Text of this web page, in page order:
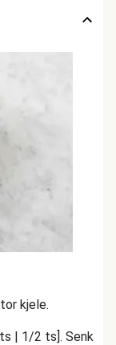
kjele.
| 1/2 ts]. Senk